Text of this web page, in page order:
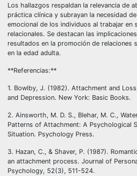
Los hallazgos respaldan la relevancia de
práctica clínica y subrayan la necesidad
emocional de los individuos al trabajar en
relacionales. Se destacan las
resultados en la promoción de relaciones
en la edad adulta.
**Referencias:**
1. Bowlby, J. (1982). Attachment and
and Depression. New York: Basic Books.
2. Ainsworth, M. D. S., Blehar, M. C.,
Patterns of Attachment: A Psychological
Situation. Psychology Press.
3. Hazan, C., & Shaver, P. (1987).
an attachment process. Journal of
Psychology, 52(3), 511-524.